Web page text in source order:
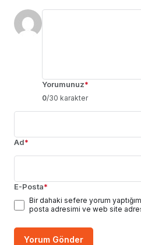
Yorumunuz*
0/30 karakter
Ad*
E-Posta*
Bir dahaki sefere yorum
posta adresimi ve web site
Yorum Gönder